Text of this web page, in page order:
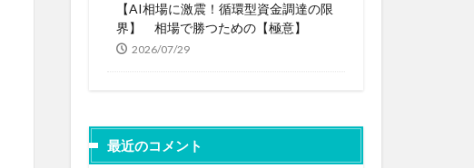
【AI相場に激震！循環型資金調達の限
界】 相場で勝つための【極意】
2026/07/29
最近のコメント